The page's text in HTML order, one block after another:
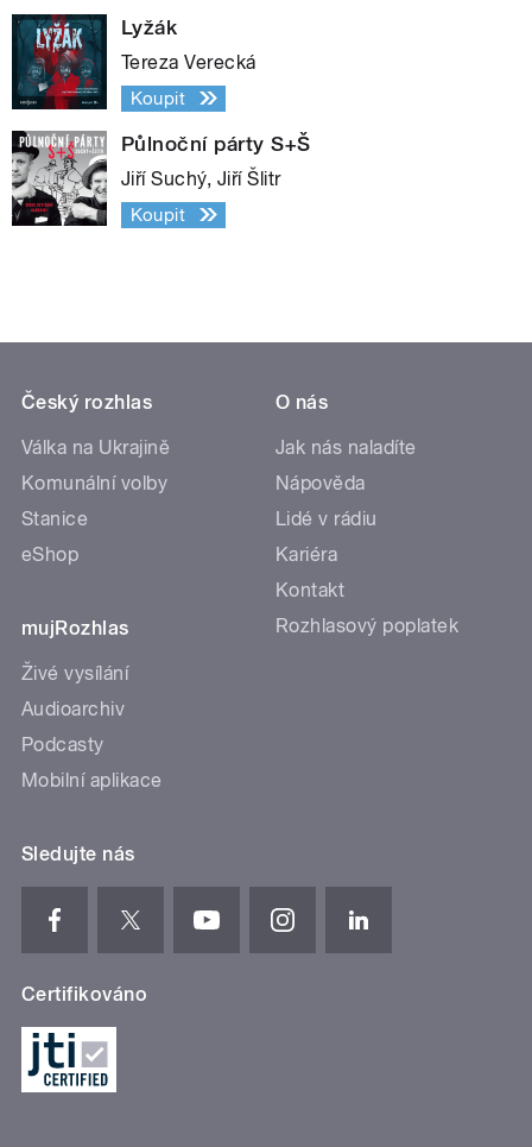
Lyžák
Tereza Verecká
Koupit
Půlnoční párty S+Š
Jiří Suchý, Jiří Šlitr
Koupit
Český rozhlas
Válka na Ukrajině
Komunální volby
Stanice
eShop
mujRozhlas
Živé vysílání
Audioarchiv
Podcasty
Mobilní aplikace
O nás
Jak nás naladíte
Nápověda
Lidé v rádiu
Kariéra
Kontakt
Rozhlasový poplatek
Sledujte nás
Certifikováno